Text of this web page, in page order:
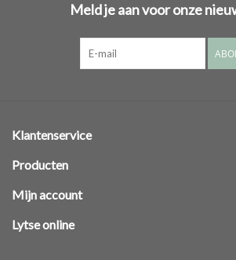
Meld je aan voor onze
Klantenservice
Producten
Mijn account
Lytse online